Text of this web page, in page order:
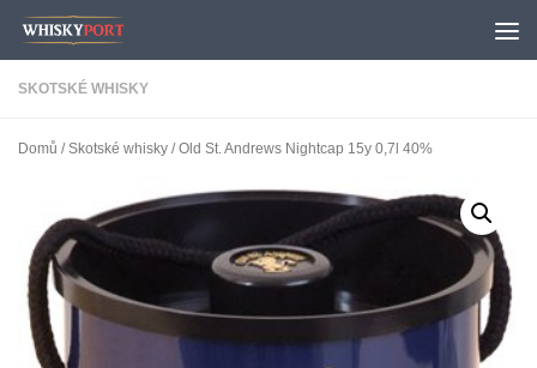
Skip to content
SKOTSKÉ WHISKY
Domů /Skotské whisky / Old St. Andrews Nightcap 15y 0,7l 40%